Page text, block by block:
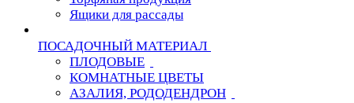
Ящики для рассады
ПОСАДОЧНЫЙ МАТЕРИАЛ
ПЛОДОВЫЕ
КОМНАТНЫЕ ЦВЕТЫ
АЗАЛИЯ, РОДОДЕНДРОН